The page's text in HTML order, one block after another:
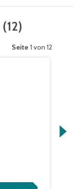
(12)
Seite 1 von 12